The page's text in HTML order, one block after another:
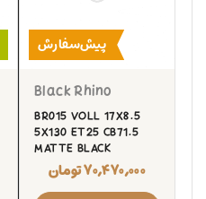
پیش‌سفارش
Black Rhino
BR015 VOLL 17X8.5
5X130 ET25 CB71.5
MATTE BLACK
۷۰,۴۷۰,۰۰۰تومان